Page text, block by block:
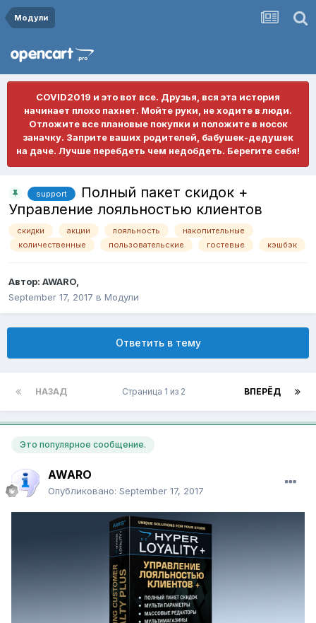
Модули
COVID2019 и это вот все. Друзья, вся эта история
начинает плохо пахнет. Мойте руки, не ходите в люди.
Отложите все плановые покупки и положите в носок
заначку. Заприте ваших родителей, бабушек-дедушек
на даче. Лучше перебдеть чем недобдеть. Берегите себя!
support
Полный пакет скидок +
Управление лояльностью клиентов
скидки акции лояльность
накопительные
количественные
пользовательские гостевые кэшбэк
Автор: AWARO,
September 17, 2017 в Модули
Ответить в тему
НАЗАД ВПЕРЁД
Страница 1 из 2
Это популярное сообщение.
AWARO
Опубликовано: September 17, 2017